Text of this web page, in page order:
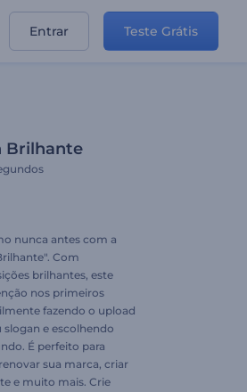
Entrar Teste Grátis
Brilhante
nunca antes com a
Com
brilhantes, este
nos primeiros
fazendo o upload
e escolhendo
É perfeito para
sua marca, criar
e muito mais. Crie